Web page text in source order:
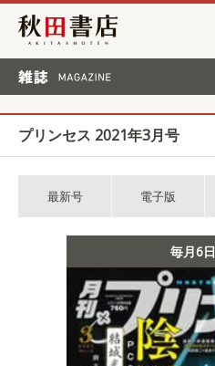
秋田書店
プリンセス 2021年3月号
最新号 電子版
毎月6日